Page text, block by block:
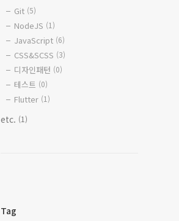
Git (5)
NodeJS (1)
JavaScript (6)
CSS&SCSS (3)
디자인패턴 (0)
테스트 (0)
Flutter (1)
etc. (1)
Tag